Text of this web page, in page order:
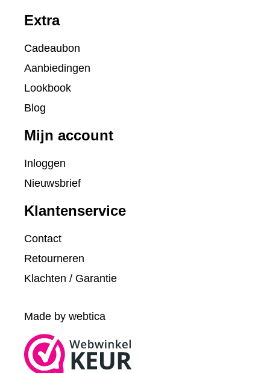
Extra
Cadeaubon
Aanbiedingen
Lookbook
Blog
Mijn account
Inloggen
Nieuwsbrief
Klantenservice
Contact
Retourneren
Klachten / Garantie
Made by webtica